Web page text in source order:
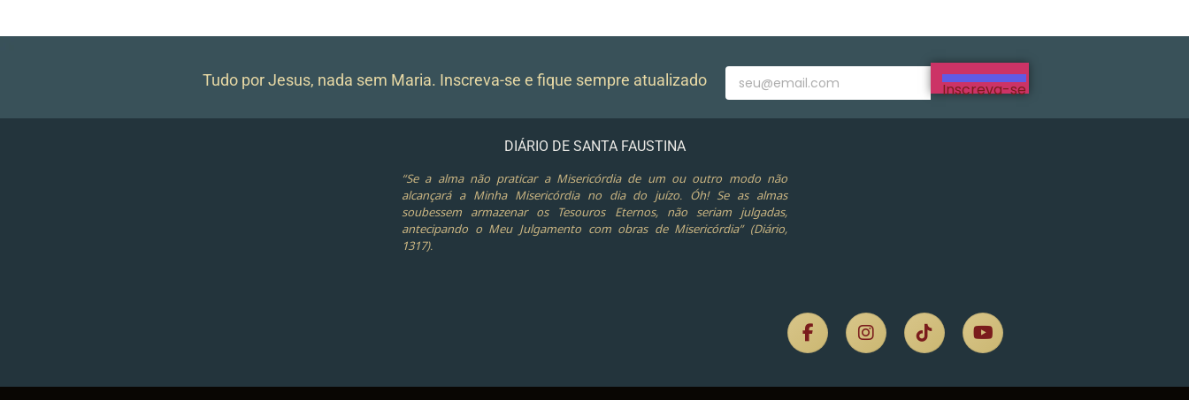
Tudo por Jesus, nada sem Maria. Inscreva-se e fique sempre atualizado Inscreva-se
DIÁRIO DE SANTA FAUSTINA
“Se a alma não praticar a Misericórdia de um ou outro modo não
alcançará a Minha Misericórdia no dia do juízo. Óh! Se as almas
soubessem armazenar os Tesouros Eternos, não seriam julgadas,
antecipando o Meu Julgamento com obras de Misericórdia” (Diário,
1317).